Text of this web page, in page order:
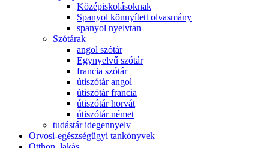
Középiskolásoknak
Spanyol könnyített olvasmány
spanyol nyelvtan
Szótárak
angol szótár
Egynyelvű szótár
francia szótár
útiszótár angol
útiszótár francia
útiszótár horvát
útiszótár német
tudástár idegennyelv
Orvosi-egészségügyi tankönyvek